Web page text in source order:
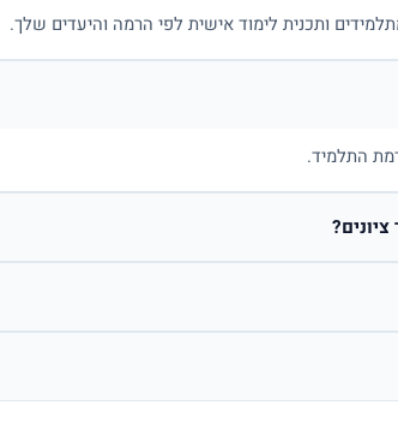
ותכנית לימוד אישית לפי הרמה והיעדים שלך.
התלמיד.